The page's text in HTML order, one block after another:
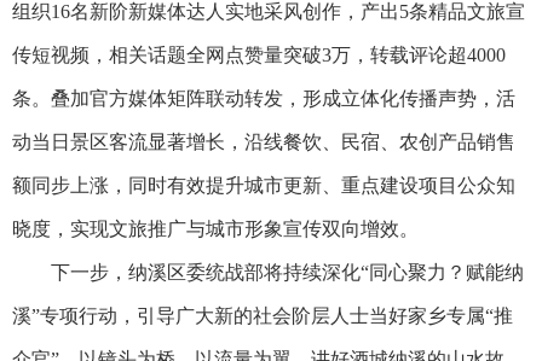
组织16名新阶新媒体达人实地采风创作，产出5条精品文旅宣
传短视频，相关话题全网点赞量突破3万，转载评论超4000
条。叠加官方媒体矩阵联动转发，形成立体化传播声势，活
动当日景区客流显著增长，沿线餐饮、民宿、农创产品销售
额同步上涨，同时有效提升城市更新、重点建设项目公众知
晓度，实现文旅推广与城市形象宣传双向增效。
下一步，纳溪区委统战部将持续深化“同心聚力？赋能纳
溪”专项行动，引导广大新的社会阶层人士当好家乡专属“推